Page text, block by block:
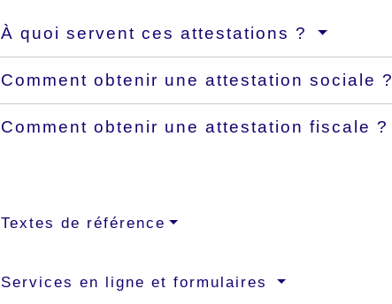
À quoi servent ces attestations ?
Comment obtenir une attestation sociale ?
Comment obtenir une attestation fiscale ?
Textes de référence
Services en ligne et formulaires